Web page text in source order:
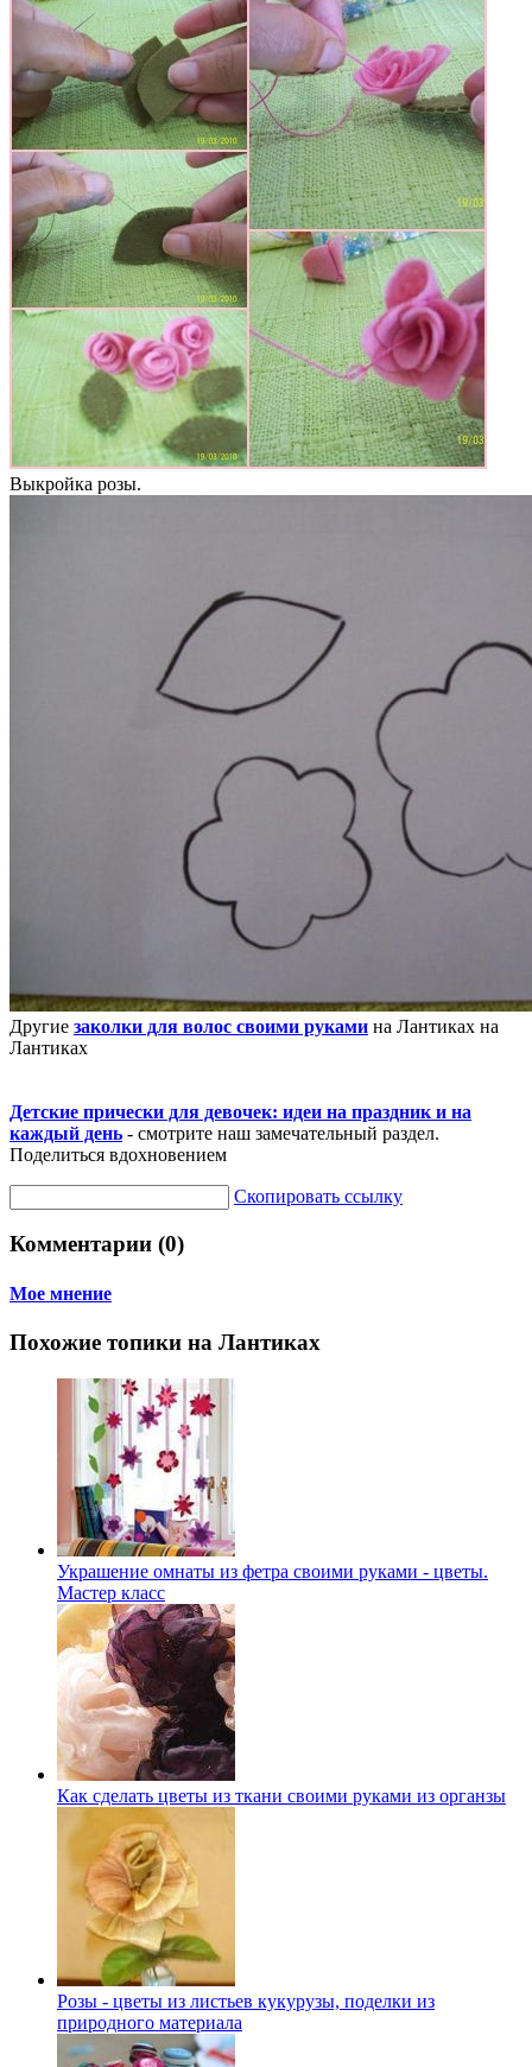
Выкройка розы.
Другие заколки для волос своими руками на Лантиках на
Лантиках
Детские прически для девочек: идеи на праздник и на
каждый день - смотрите наш замечательный раздел.
Поделиться вдохновением
Скопировать ссылку
Комментарии (0)
Мое мнение
Похожие топики на Лантиках
Украшение омнаты из фетра своими руками - цветы.
Мастер класс
Как сделать цветы из ткани своими руками из органзы
Розы - цветы из листьев кукурузы, поделки из
природного материала